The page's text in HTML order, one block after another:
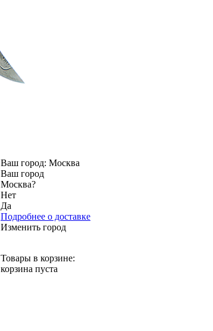
Ваш город: Москва
Ваш город
Москва?
Нет
Да
Подробнее о доставке
Изменить город
Товары в корзине:
корзина пуста